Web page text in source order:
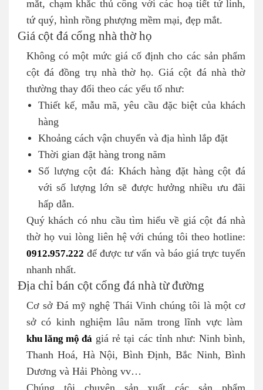
mắt, chạm khắc thủ công với các hoạ tiết tứ linh,
tứ quý, hình rồng phượng mềm mại, đẹp mắt.
Giá cột đá cổng nhà thờ họ
Không có một mức giá cố định cho các sản phẩm
cột đá đồng trụ nhà thờ họ. Giá cột đá nhà thờ
thường thay đổi theo các yếu tố như:
Thiết kế, mẫu mã, yêu cầu đặc biệt của khách
hàng
Khoảng cách vận chuyển và địa hình lắp đặt
Thời gian đặt hàng trong năm
Số lượng cột đá: Khách hàng đặt hàng cột đá
với số lượng lớn sẽ được hưởng nhiều ưu đãi
hấp dẫn.
Quý khách có nhu cầu tìm hiểu về giá cột đá nhà
thờ họ vui lòng liên hệ với chúng tôi theo hotline:
0912.957.222 để được tư vấn và báo giá trực tuyến
nhanh nhất.
Địa chỉ bán cột cổng đá nhà từ đường
Cơ sở Đá mỹ nghệ Thái Vinh chúng tôi là một cơ
sở có kinh nghiệm lâu năm trong lĩnh vực làm
khu lăng mộ đá giá rẻ tại các tỉnh như: Ninh bình,
Thanh Hoá, Hà Nội, Bình Định, Bắc Ninh, Bình
Dương và Hải Phòng vv…
Chúng tôi chuyên sản xuất các sản phẩm